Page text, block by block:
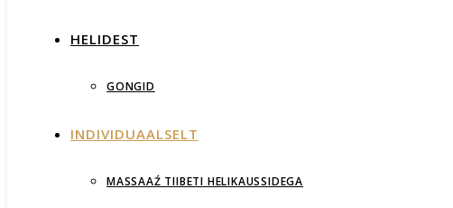
HELIDEST
GONGID
INDIVIDUAALSELT
MASSAAŹ TIIBETI HELIKAUSSIDEGA